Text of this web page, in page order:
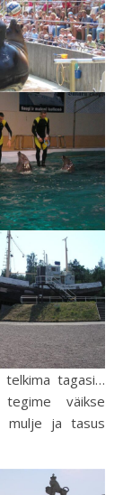
tagasi…
väikse
mulje ja tasus